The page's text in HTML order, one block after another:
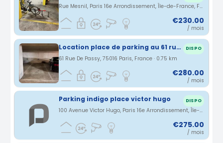
Rue Mesnil, Paris 16e Arrondissement, Île-de-France, France · 0.66 km
€230.00
/ mois
Location place de parking au 61 rue de Passy -75016 Paris DISPO
61 Rue De Passy, 75016 Paris, France · 0.75 km
€280.00
/ mois
Parking indigo place victor hugo DISPO
100 Avenue Victor Hugo, Paris 16e Arrondissement, Île-de-France, France · 0.76 km
€275.00
/ mois